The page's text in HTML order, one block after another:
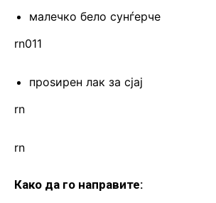
малечко бело сунѓерче
rn011
проѕирен лак за сјај
rn
rn
Како да го направите: